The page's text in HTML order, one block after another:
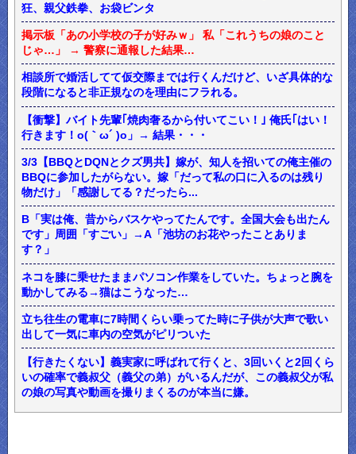
狂、親父鉄拳、お袋ビンタ
掲示板「あの小学校の子が好みｗ」 私「これうちの娘のこと
じゃ…」 → 警察に通報した結果…
相談所で婚活してて仮交際までは行くんだけど、いざ具体的な
段階になると非正規なのを理由にフラれる。
【衝撃】バイト先輩｢焼肉奢るから付いてこい！｣ 俺氏｢はい！
行きます！o(｀ω´ )o」→ 結果・・・
3/3【BBQとDQNとクズ男共】嫁が、知人を招いての俺主催の
BBQに参加したがらない。嫁「だって私の口に入るのは残り
物だけ」「感謝してる？だったら...
B「実は俺、昔からバスケやってたんです。全国大会も出たん
です」周囲「すごい」→A「池坊のお花やったことありま
す？」
ネコを膝に乗せたままパソコン作業をしていた。ちょっと腕を
動かしてみる→猫はこうなった…
立ち往生の電車に7時間くらい乗ってた時に子供が大声で歌い
出して一気に車内の空気がピリついた
【行きたくない】義実家に呼ばれて行くと、3回いくと2回くら
いの確率で義叔父（義父の弟）がいるんだが、この義叔父が私
の娘の写真や動画を撮りまくるのが本当に嫌。